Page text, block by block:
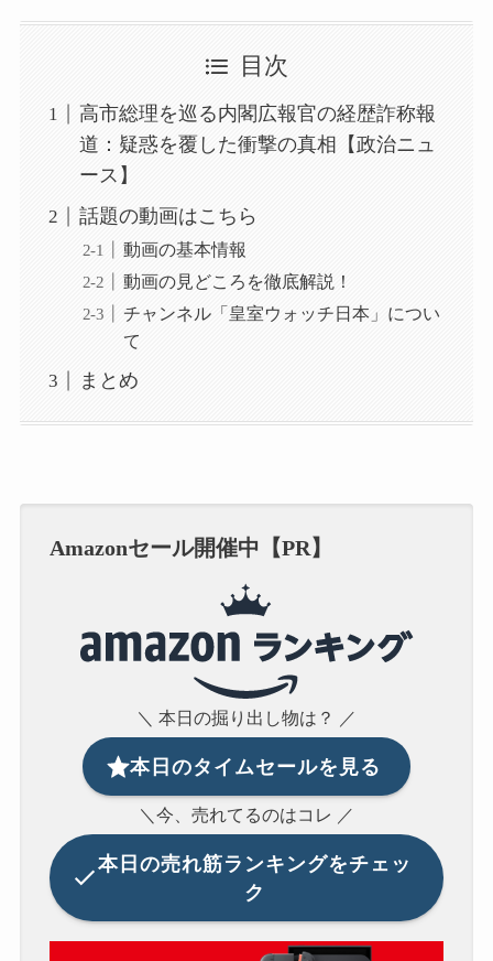
目次
高市総理を巡る内閣広報官の経歴詐称報
道：疑惑を覆した衝撃の真相【政治ニュ
ース】
話題の動画はこちら
動画の基本情報
動画の見どころを徹底解説！
チャンネル「皇室ウォッチ日本」につい
て
まとめ
Amazonセール開催中【PR】
＼ 本日の掘り出し物は？ ／
本日のタイムセールを見る
＼今、売れてるのはコレ ／
本日の売れ筋ランキングをチェッ
ク